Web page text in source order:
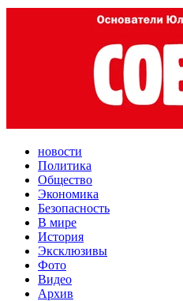
новости
Политика
Общество
Экономика
Безопасность
В мире
История
Эксклюзивы
Фото
Видео
Архив